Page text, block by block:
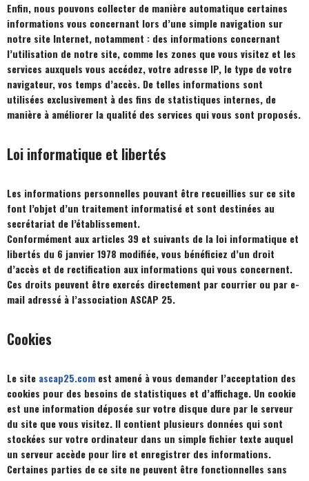
Enfin, nous pouvons collecter de manière automatique certaines
informations vous concernant lors d’une simple navigation sur
notre site Internet, notamment : des informations concernant
l’utilisation de notre site, comme les zones que vous visitez et les
services auxquels vous accédez, votre adresse IP, le type de votre
navigateur, vos temps d’accès. De telles informations sont
utilisées exclusivement à des fins de statistiques internes, de
manière à améliorer la qualité des services qui vous sont proposés.
Loi informatique et libertés
Les informations personnelles pouvant être recueillies sur ce site
font l’objet d’un traitement informatisé et sont destinées au
secrétariat de l’établissement.
Conformément aux articles 39 et suivants de la loi informatique et
libertés du 6 janvier 1978 modifiée, vous bénéficiez d’un droit
d’accès et de rectification aux informations qui vous concernent.
Ces droits peuvent être exercés directement par courrier ou par e-
mail adressé à l’association ASCAP 25.
Cookies
Le site ascap25.com est amené à vous demander l’acceptation des
cookies pour des besoins de statistiques et d’affichage. Un cookie
est une information déposée sur votre disque dure par le serveur
du site que vous visitez. Il contient plusieurs données qui sont
stockées sur votre ordinateur dans un simple fichier texte auquel
un serveur accède pour lire et enregistrer des informations.
Certaines parties de ce site ne peuvent être fonctionnelles sans